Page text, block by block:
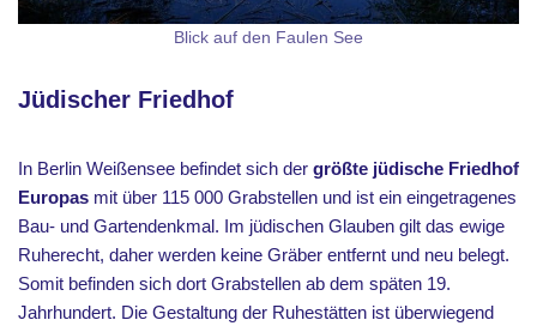
Blick auf den Faulen See
Jüdischer Friedhof
In Berlin Weißensee befindet sich der größte jüdische Friedhof
Europas mit über 115 000 Grabstellen und ist ein eingetragenes
Bau- und Gartendenkmal. Im jüdischen Glauben gilt das ewige
Ruherecht, daher werden keine Gräber entfernt und neu belegt.
Somit befinden sich dort Grabstellen ab dem späten 19.
Jahrhundert. Die Gestaltung der Ruhestätten ist überwiegend